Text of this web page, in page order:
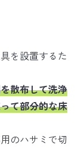
を設置するた
散布して洗浄
て部分的な床
のハサミで切